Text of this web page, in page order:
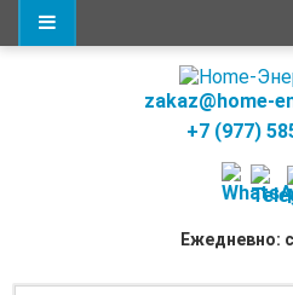
zakaz@home-
+7 (977)
Ежедневно: